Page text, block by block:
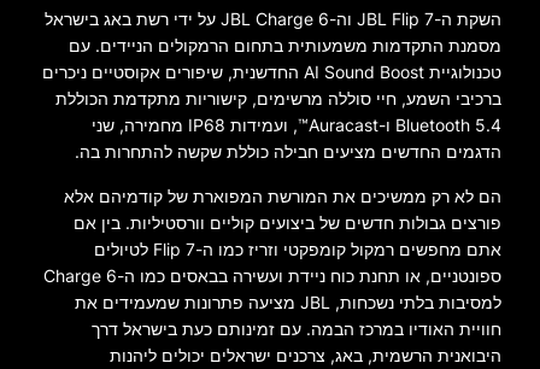
השקת ה-JBL Flip 7 וה-JBL Charge 6 על ידי רשת באג בישראל
מסמנת התקדמות משמעותית בתחום הרמקולים הניידים. עם
טכנולוגיית AI Sound Boost החדשנית, שיפורים אקוסטיים ניכרים
ברכיבי השמע, חיי סוללה מרשימים, קישוריות מתקדמת הכוללת
Bluetooth 5.4 ו-Auracast™, ועמידות IP68 מחמירה, שני
הדגמים החדשים מציעים חבילה כוללת שקשה להתחרות בה.
הם לא רק ממשיכים את המורשת המפוארת של קודמיהם אלא
פורצים גבולות חדשים של ביצועים קוליים וורסטיליות. בין אם
אתם מחפשים רמקול קומפקטי וזריז כמו ה-Flip 7 לטיולים
ספונטניים, או תחנת כוח ניידת ועשירה בבאסים כמו ה-Charge 6
למסיבות בלתי נשכחות, JBL מציעה פתרונות שמעמידים את
חוויית האודיו במרכז הבמה. עם זמינותם כעת בישראל דרך
היבואנית הרשמית, באג, צרכנים ישראלים יכולים ליהנות